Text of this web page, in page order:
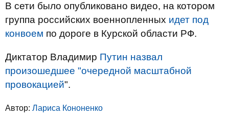
В сети было опубликовано видео, на котором
группа российских военнопленных идет под
конвоем по дороге в Курской области РФ.
Диктатор Владимир Путин назвал
произошедшее "очередной масштабной
провокацией".
Автор: Лариса Кононенко